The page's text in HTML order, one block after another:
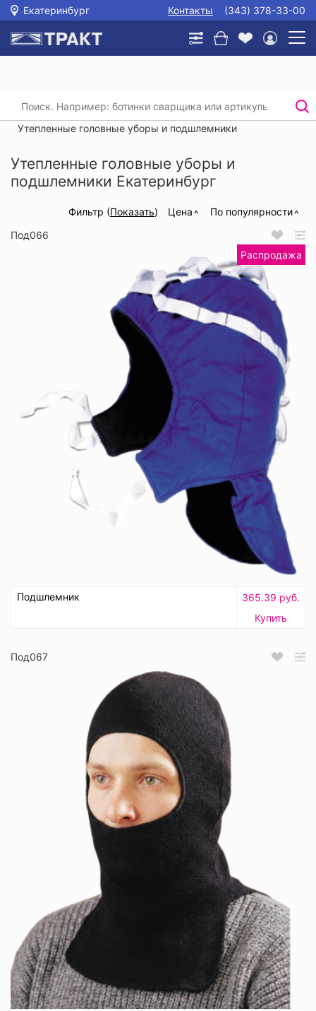
Екатеринбург Контакты (343) 378-33-00
Главная / /
Головные уборы, подшлемники
Утепленные головные уборы и подшлемники
Утепленные головные уборы и
подшлемники Екатеринбург
Фильтр (Показать) Цена
По популярности
Под066
Распродажа
Подшлемник
365.39 руб.
Купить
Под067